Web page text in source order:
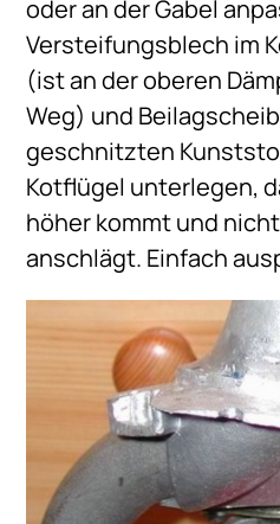
oder an der Gabel
Versteifungsblech im
(ist an der oberen
Weg) und
geschnitzten
Kotflügel unterlegen,
höher kommt und
anschlägt. Einfach